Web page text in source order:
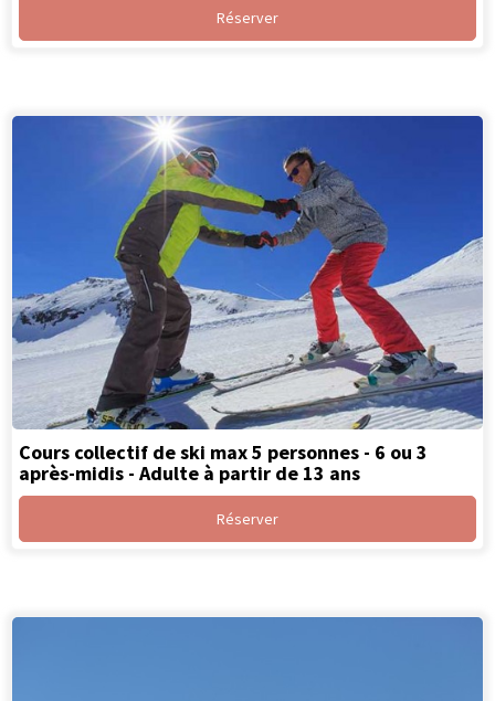
Réserver
Cours collectif de ski max 5 personnes - 6 ou 3
après-midis - Adulte à partir de 13 ans
Réserver